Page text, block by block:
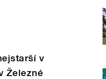
v
Železné